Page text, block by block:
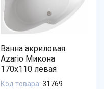
Ванна акриловая
Azario Микона
170х110 левая
Код товара: 31769